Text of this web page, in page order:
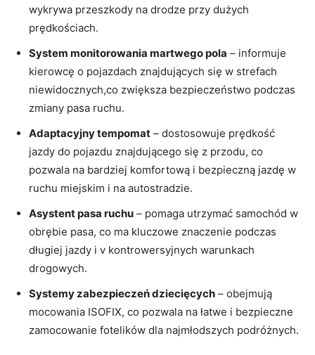
wykrywa przeszkody na drodze przy dużych
prędkościach.
System monitorowania martwego pola – informuje
kierowcę o pojazdach znajdujących się w strefach
niewidocznych,co zwiększa bezpieczeństwo podczas
zmiany pasa ruchu.
Adaptacyjny tempomat – dostosowuje prędkość
jazdy do pojazdu znajdującego się z przodu, co
pozwala na bardziej komfortową i bezpieczną jazdę w
ruchu miejskim i na autostradzie.
Asystent pasa ruchu – pomaga utrzymać samochód w
obrębie pasa, co ma kluczowe znaczenie podczas
długiej jazdy i v kontrowersyjnych warunkach
drogowych.
Systemy zabezpieczeń dziecięcych – obejmują
mocowania ISOFIX, co pozwala na łatwe i bezpieczne
zamocowanie fotelików dla najmłodszych podróżnych.